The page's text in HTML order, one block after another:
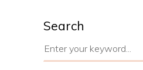
Search
Search
for: